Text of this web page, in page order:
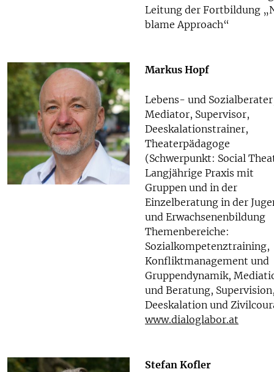
Leitung der Fortbildung
blame Approach“
Markus Hopf
Lebens- und
Mediator, Supervisor,
Deeskalationstrainer,
Theaterpädagoge
(Schwerpunkt: Social
Langjährige Praxis mit
Gruppen und in der
Einzelberatung in der
und Erwachsenenbildung
Themenbereiche:
Sozialkompetenztraining,
Konfliktmanagement und
Gruppendynamik,
und Beratung,
Deeskalation und
www.dialoglabor.at
Stefan Kofler